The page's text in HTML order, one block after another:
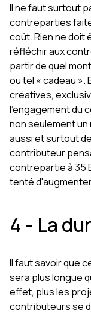
Il ne faut surtout
contreparties
coût. Rien ne doit
réfléchir aux
partir de quel
ou tel « cadeau ».
créatives,
l'engagement du
non seulement
aussi et surtout
contributeur
contrepartie à 35
tenté
4 - La
Il faut savoir que
sera plus longue
effet, plus les
contributeurs se